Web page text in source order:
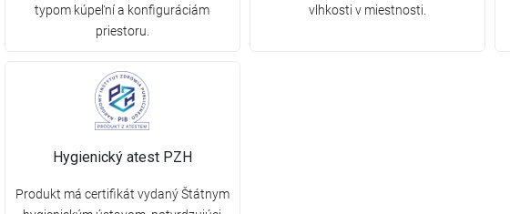
typom kúpeľní a konfiguráciám
priestoru.
vlhkosti v miestnosti.
Hygienický atest PZH
Produkt má certifikát vydaný Štátnym